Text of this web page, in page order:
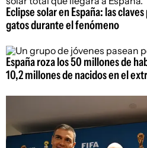
Eclipse solar en España: las
gatos durante el fenómeno
España roza los 50 millones de
10,2 millones de nacidos en el